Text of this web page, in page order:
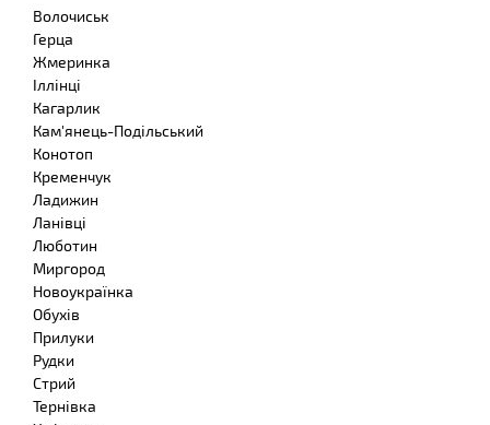
Волочиськ
Герца
Жмеринка
Іллінці
Кагарлик
Кам'янець-Подільський
Конотоп
Кременчук
Ладижин
Ланівці
Люботин
Миргород
Новоукраїнка
Обухів
Прилуки
Рудки
Стрий
Тернівка